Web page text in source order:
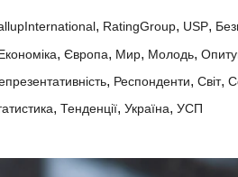
, RatingGroup, USP,
, Європа, Мир, Молодь,
, Респонденти, Світ,
, Тенденції, Україна, УСП